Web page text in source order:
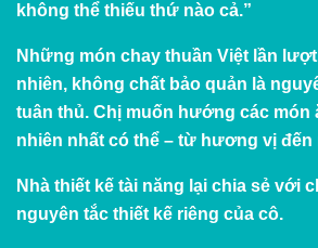
không thể thiếu thứ nào cả.”
Những món chay thuần Việt lần
nhiên, không chất bảo quản là
tuân thủ. Chị muốn hướng các món
nhiên nhất có thể – từ hương vị
Nhà thiết kế tài năng lại chia sẻ với
nguyên tắc thiết kế riêng của cô.